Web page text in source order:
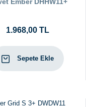
1.968,00 TL
Sepete Ekle